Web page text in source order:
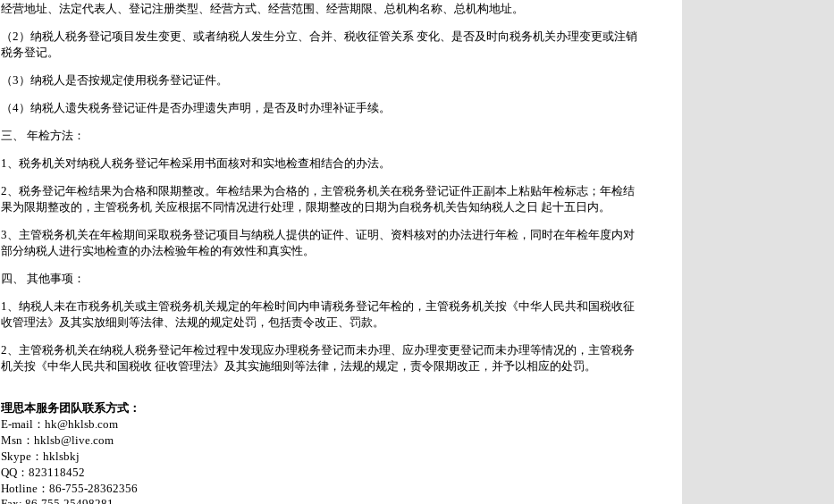
经营地址、法定代表人、登记注册类型、经营方式、经营范围、经营期限、总机构名称、总机构地址。
（2）纳税人税务登记项目发生变更、或者纳税人发生分立、合并、税收征管关系 变化、是否及时向税务机关办理变更或注销
税务登记。
（3）纳税人是否按规定使用税务登记证件。
（4）纳税人遗失税务登记证件是否办理遗失声明，是否及时办理补证手续。
三、 年检方法：
1、税务机关对纳税人税务登记年检采用书面核对和实地检查相结合的办法。
2、税务登记年检结果为合格和限期整改。年检结果为合格的，主管税务机关在税务登记证件正副本上粘贴年检标志；年检结
果为限期整改的，主管税务机 关应根据不同情况进行处理，限期整改的日期为自税务机关告知纳税人之日 起十五日内。
3、主管税务机关在年检期间采取税务登记项目与纳税人提供的证件、证明、资料核对的办法进行年检，同时在年检年度内对
部分纳税人进行实地检查的办法检验年检的有效性和真实性。
四、 其他事项：
1、纳税人未在市税务机关或主管税务机关规定的年检时间内申请税务登记年检的，主管税务机关按《中华人民共和国税收征
收管理法》及其实放细则等法律、法规的规定处罚，包括责令改正、罚款。
2、主管税务机关在纳税人税务登记年检过程中发现应办理税务登记而未办理、应办理变更登记而未办理等情况的，主管税务
机关按《中华人民共和国税收 征收管理法》及其实施细则等法律，法规的规定，责令限期改正，并予以相应的处罚。
理思本服务团队联系方式：
E-mail：hk@hklsb.com
Msn：hklsb@live.com
Skype：hklsbkj
QQ：823118452
Hotline：86-755-28362356